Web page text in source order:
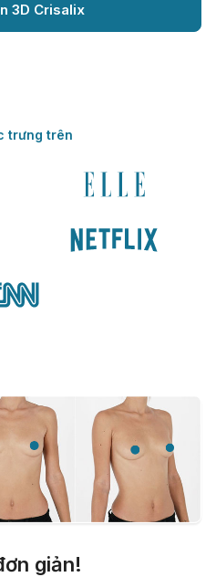
3D Crisalix
trưng trên
giản!